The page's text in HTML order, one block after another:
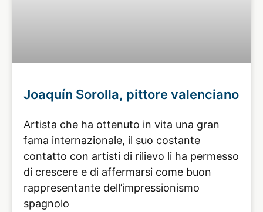
Joaquín Sorolla, pittore valenciano
Artista che ha ottenuto in vita una gran
fama internazionale, il suo costante
contatto con artisti di rilievo li ha permesso
di crescere e di affermarsi come buon
rappresentante dell’impressionismo
spagnolo